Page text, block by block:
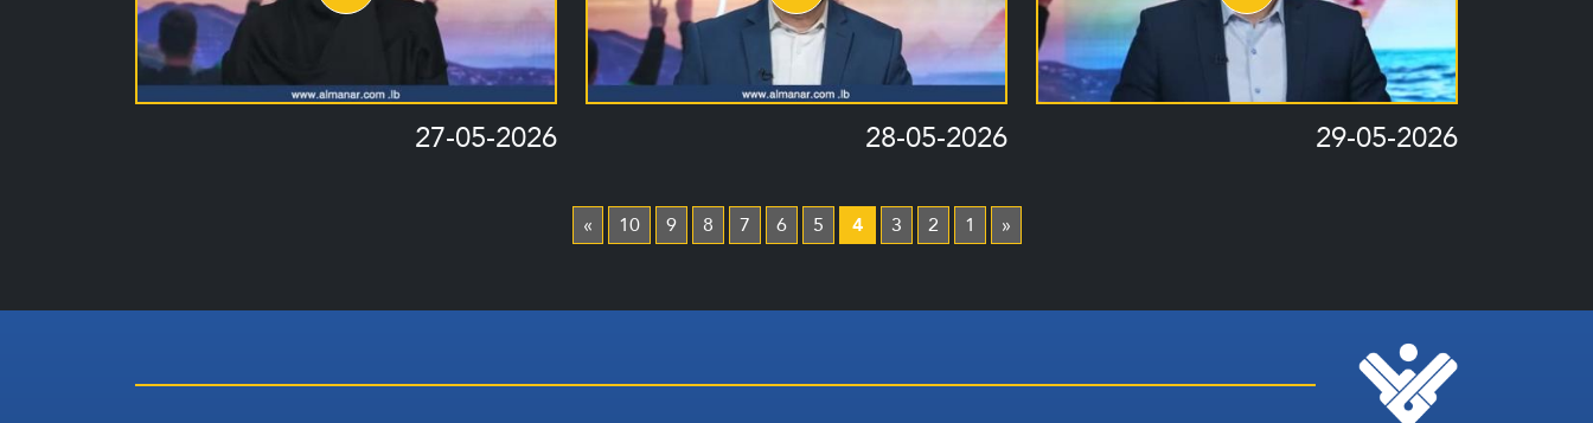
29-05-2026
28-05-2026
27-05-2026
«
1
2
3
4
5
6
7
8
9
10
»